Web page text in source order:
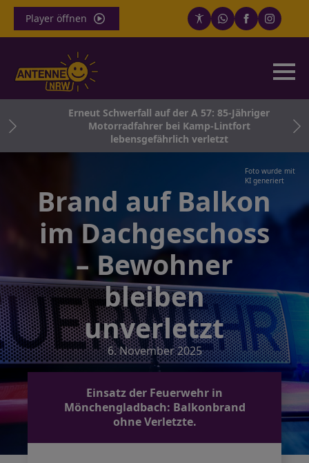
Player öffnen
Erneut Schwerfall auf der A 57: 85-Jähriger
Motorradfahrer bei Kamp-Lintfort
lebensgefährlich verletzt
Foto wurde mit
KI generiert
Brand auf Balkon
im Dachgeschoss
– Bewohner
bleiben
unverletzt
6. November 2025
Einsatz der Feuerwehr in
Mönchengladbach: Balkonbrand
ohne Verletzte.